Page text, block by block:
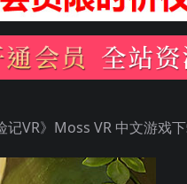
VR》Moss VR 中文游戏